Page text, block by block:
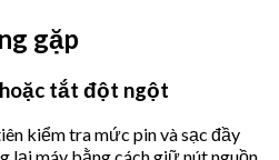
gặp
tắt đột ngột
kiểm tra mức pin và sạc đầy